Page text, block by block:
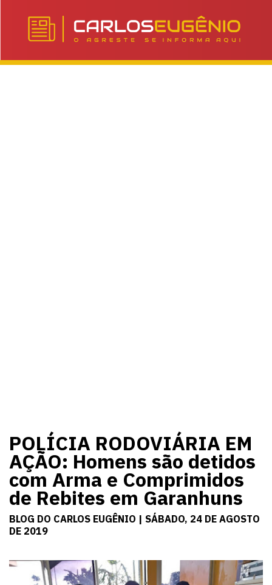
POLÍCIA RODOVIÁRIA EM
AÇÃO: Homens são detidos
com Arma e Comprimidos
de Rebites em Garanhuns
BLOG DO CARLOS EUGÊNIO | SÁBADO, 24 DE AGOSTO
DE 2019